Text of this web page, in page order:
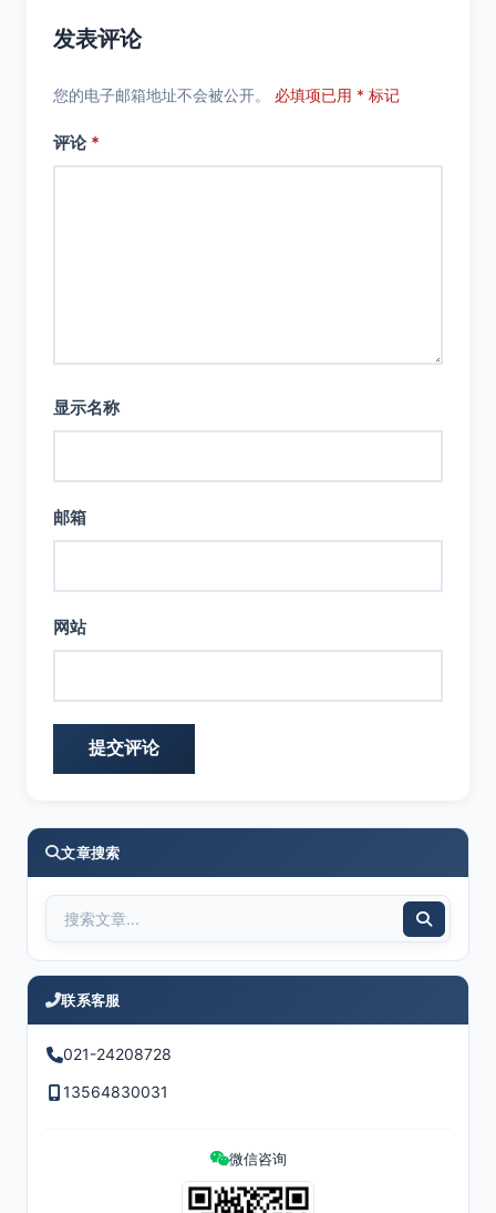
发表评论
您的电子邮箱地址不会被公开。 必填项已用 * 标记
评论 *
显示名称
邮箱
网站
文章搜索
联系客服
021-24208728
13564830031
微信咨询